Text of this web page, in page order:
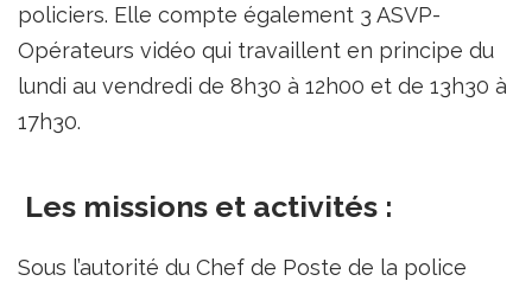
policiers. Elle compte également 3 ASVP-
Opérateurs vidéo qui travaillent en principe du
lundi au vendredi de 8h30 à 12h00 et de 13h30 à
17h30.
Les missions et activités :
Sous l’autorité du Chef de Poste de la police